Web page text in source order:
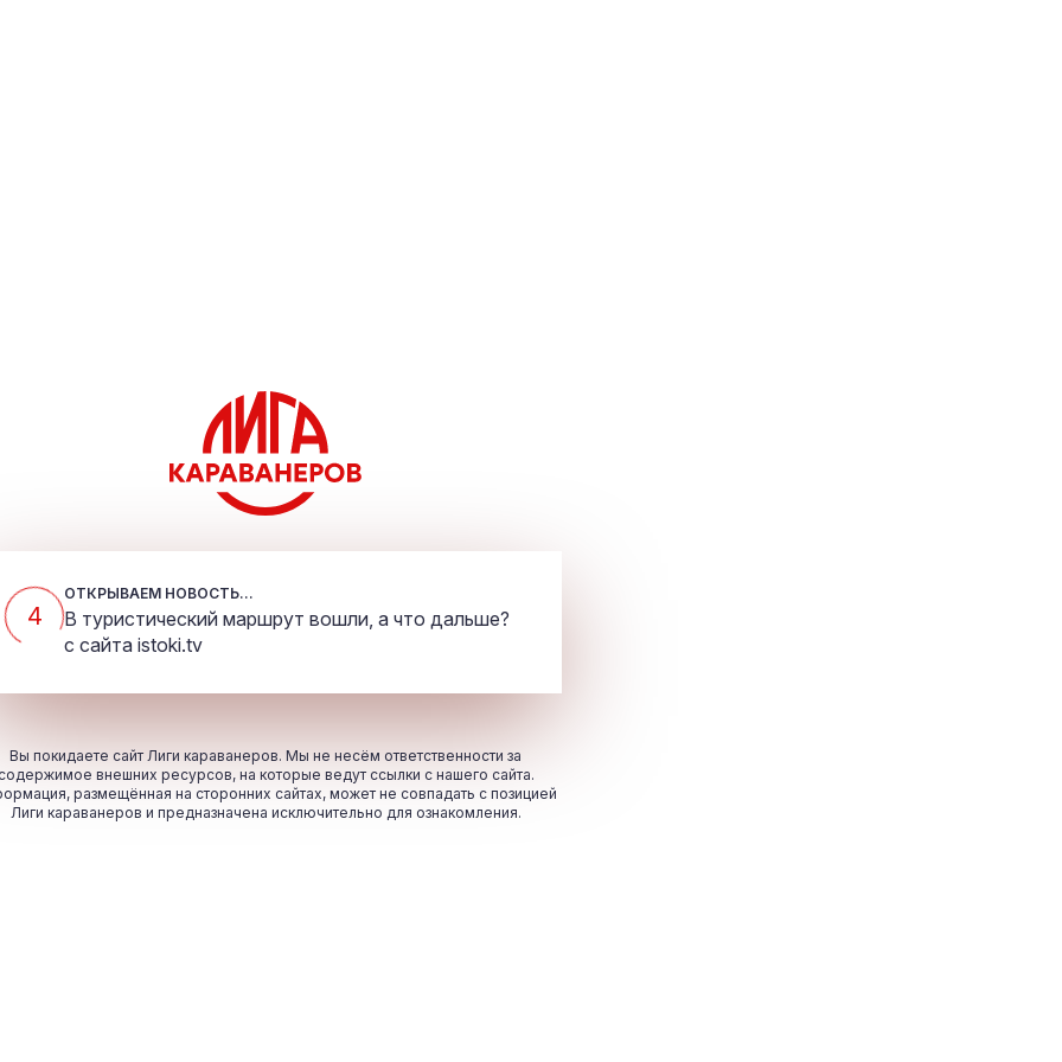
4
ОТКРЫВАЕМ НОВОСТЬ...
В туристический маршрут вошли, а что дальше?
с сайта istoki.tv
Вы покидаете сайт Лиги караванеров. Мы не несём ответственности за
внешних ресурсов, на которые ведут ссылки с нашего сайта.
размещённая на сторонних сайтах, может не совпадать с позицией
Лиги караванеров и предназначена исключительно для ознакомления.